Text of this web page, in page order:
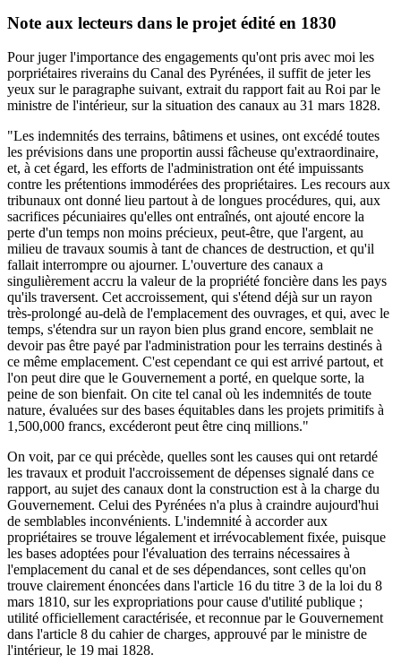
Note aux lecteurs dans le projet édité en 1830
Pour juger l'importance des engagements qu'ont pris avec moi les
porpriétaires riverains du Canal des Pyrénées, il suffit de jeter les
yeux sur le paragraphe suivant, extrait du rapport fait au Roi par le
ministre de l'intérieur, sur la situation des canaux au 31 mars 1828.
"Les indemnités des terrains, bâtimens et usines, ont excédé toutes
les prévisions dans une proportin aussi fâcheuse qu'extraordinaire,
et, à cet égard, les efforts de l'administration ont été impuissants
contre les prétentions immodérées des propriétaires. Les recours aux
tribunaux ont donné lieu partout à de longues procédures, qui, aux
sacrifices pécuniaires qu'elles ont entraînés, ont ajouté encore la
perte d'un temps non moins précieux, peut-être, que l'argent, au
milieu de travaux soumis à tant de chances de destruction, et qu'il
fallait interrompre ou ajourner. L'ouverture des canaux a
singulièrement accru la valeur de la propriété foncière dans les pays
qu'ils traversent. Cet accroissement, qui s'étend déjà sur un rayon
très-prolongé au-delà de l'emplacement des ouvrages, et qui, avec le
temps, s'étendra sur un rayon bien plus grand encore, semblait ne
devoir pas être payé par l'administration pour les terrains destinés à
ce même emplacement. C'est cependant ce qui est arrivé partout, et
l'on peut dire que le Gouvernement a porté, en quelque sorte, la
peine de son bienfait. On cite tel canal où les indemnités de toute
nature, évaluées sur des bases équitables dans les projets primitifs à
1,500,000 francs, excéderont peut être cinq millions."
On voit, par ce qui précède, quelles sont les causes qui ont retardé
les travaux et produit l'accroissement de dépenses signalé dans ce
rapport, au sujet des canaux dont la construction est à la charge du
Gouvernement. Celui des Pyrénées n'a plus à craindre aujourd'hui
de semblables inconvénients. L'indemnité à accorder aux
propriétaires se trouve légalement et irrévocablement fixée, puisque
les bases adoptées pour l'évaluation des terrains nécessaires à
l'emplacement du canal et de ses dépendances, sont celles qu'on
trouve clairement énoncées dans l'article 16 du titre 3 de la loi du 8
mars 1810, sur les expropriations pour cause d'utilité publique ;
utilité officiellement caractérisée, et reconnue par le Gouvernement
dans l'article 8 du cahier de charges, approuvé par le ministre de
l'intérieur, le 19 mai 1828.